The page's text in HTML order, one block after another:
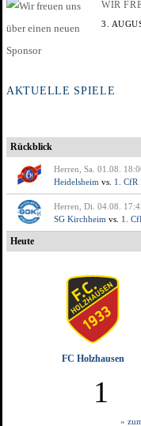
WIR
3.
AKTUELLE SPIELE